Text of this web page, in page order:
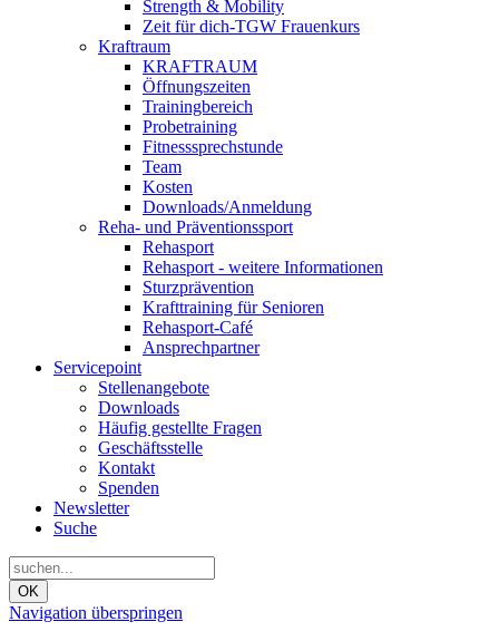
Strength & Mobility
Zeit für dich-TGW Frauenkurs
Kraftraum
KRAFTRAUM
Öffnungszeiten
Trainingbereich
Probetraining
Fitnesssprechstunde
Team
Kosten
Downloads/Anmeldung
Reha- und Präventionssport
Rehasport
Rehasport - weitere Informationen
Sturzprävention
Krafttraining für Senioren
Rehasport-Café
Ansprechpartner
Servicepoint
Stellenangebote
Downloads
Häufig gestellte Fragen
Geschäftsstelle
Kontakt
Spenden
Newsletter
Suche
OK
Navigation überspringen